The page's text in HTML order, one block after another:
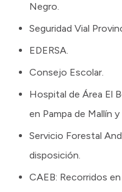
Negro.
Seguridad Vial
EDERSA.
Consejo Escolar.
Hospital de Área El
en Pampa de Mallín
Servicio Forestal
disposición.
CAEB: Recorridos